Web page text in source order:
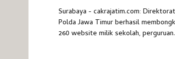
Surabaya - cakrajatim.com:
Polda Jawa Timur berhasil
260 website milik sekolah,